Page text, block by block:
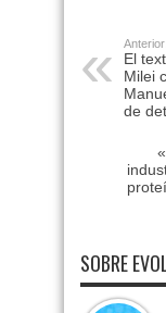
Anterior:
El
Milei
de
SOBRE